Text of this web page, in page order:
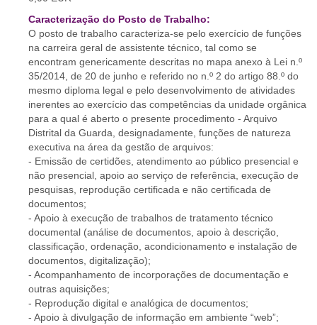
Caracterização do Posto de Trabalho:
O posto de trabalho caracteriza-se pelo exercício de funções
na carreira geral de assistente técnico, tal como se
encontram genericamente descritas no mapa anexo à Lei n.º
35/2014, de 20 de junho e referido no n.º 2 do artigo 88.º do
mesmo diploma legal e pelo desenvolvimento de atividades
inerentes ao exercício das competências da unidade orgânica
para a qual é aberto o presente procedimento - Arquivo
Distrital da Guarda, designadamente, funções de natureza
executiva na área da gestão de arquivos:
- Emissão de certidões, atendimento ao público presencial e
não presencial, apoio ao serviço de referência, execução de
pesquisas, reprodução certificada e não certificada de
documentos;
- Apoio à execução de trabalhos de tratamento técnico
documental (análise de documentos, apoio à descrição,
classificação, ordenação, acondicionamento e instalação de
documentos, digitalização);
- Acompanhamento de incorporações de documentação e
outras aquisições;
- Reprodução digital e analógica de documentos;
- Apoio à divulgação de informação em ambiente “web”;